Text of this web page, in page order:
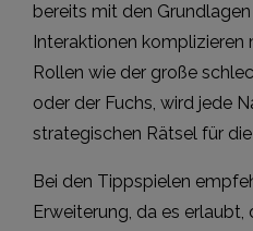
bereits mit den
Interaktionen komplizieren
Rollen wie der große
oder der Fuchs, wird jede
strategischen Rätsel für
Bei den Tippspielen
Erweiterung, da es erlaubt,